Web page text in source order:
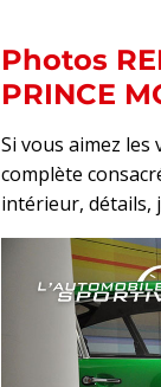
Photos
PRINCE
Si vous aimez les
complète
intérieur, détails,